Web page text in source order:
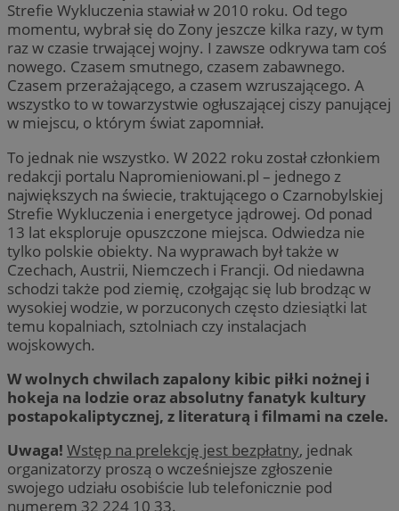
Strefie Wykluczenia stawiał w 2010 roku. Od tego
momentu, wybrał się do Zony jeszcze kilka razy, w tym
raz w czasie trwającej wojny. I zawsze odkrywa tam coś
nowego. Czasem smutnego, czasem zabawnego.
Czasem przerażającego, a czasem wzruszającego. A
wszystko to w towarzystwie ogłuszającej ciszy panującej
w miejscu, o którym świat zapomniał.
To jednak nie wszystko. W 2022 roku został członkiem
redakcji portalu Napromieniowani.pl – jednego z
największych na świecie, traktującego o Czarnobylskiej
Strefie Wykluczenia i energetyce jądrowej. Od ponad
13 lat eksploruje opuszczone miejsca. Odwiedza nie
tylko polskie obiekty. Na wyprawach był także w
Czechach, Austrii, Niemczech i Francji. Od niedawna
schodzi także pod ziemię, czołgając się lub brodząc w
wysokiej wodzie, w porzuconych często dziesiątki lat
temu kopalniach, sztolniach czy instalacjach
wojskowych.
W wolnych chwilach zapalony kibic piłki nożnej i
hokeja na lodzie oraz absolutny fanatyk kultury
postapokaliptycznej, z literaturą i filmami na czele.
Uwaga! Wstęp na prelekcję jest bezpłatny, jednak
organizatorzy proszą o wcześniejsze zgłoszenie
swojego udziału osobiście lub telefonicznie pod
numerem 32 224 10 33.